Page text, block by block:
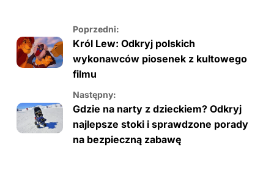
Poprzedni:
Król Lew: Odkryj polskich
wykonawców piosenek z kultowego
filmu
Następny:
Gdzie na narty z dzieckiem? Odkryj
najlepsze stoki i sprawdzone porady
na bezpieczną zabawę